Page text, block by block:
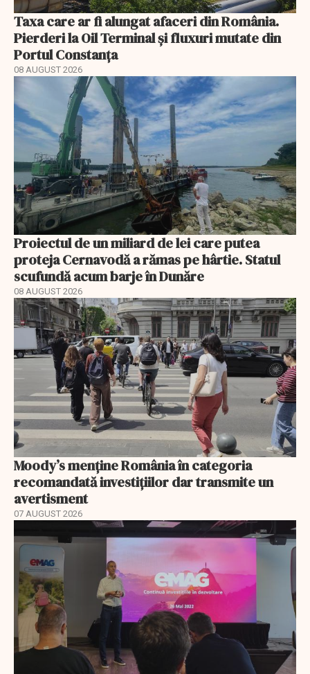
Taxa care ar fi alungat afaceri din România.
Pierderi la Oil Terminal și fluxuri mutate din
Portul Constanța
08 AUGUST 2026
Proiectul de un miliard de lei care putea
proteja Cernavodă a rămas pe hârtie. Statul
scufundă acum barje în Dunăre
08 AUGUST 2026
Moody’s menține România în categoria
recomandată investițiilor dar transmite un
avertisment
07 AUGUST 2026